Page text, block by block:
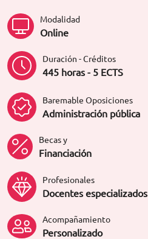
Modalidad
Online
Duración - Créditos
445 horas - 5 ECTS
Baremable Oposiciones
Administración pública
Becas y
Financiación
Profesionales
Docentes especializados
Acompañamiento
Personalizado